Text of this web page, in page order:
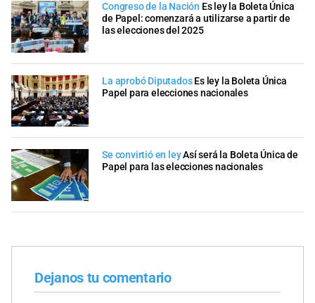
Congreso de la Nación Es ley la Boleta Única
de Papel: comenzará a utilizarse a partir de
las elecciones del 2025
La aprobó Diputados Es ley la Boleta Única
Papel para elecciones nacionales
Se convirtió en leyAsí será la Boleta Única de
Papel para las elecciones nacionales
Dejanos tu comentario